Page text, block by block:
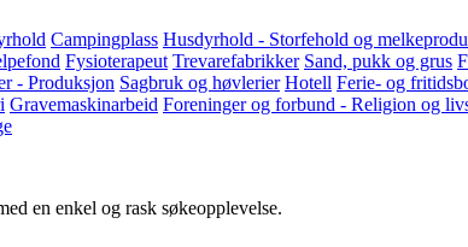
Campingplass Husdyrhold - Storfehold og
Fysioterapeut Trevarefabrikker Sand, pukk og grus
- Produksjon Sagbruk og høvlerier Hotell Ferie- og
Gravemaskinarbeid Foreninger og forbund - Religion og
en enkel og rask søkeopplevelse.